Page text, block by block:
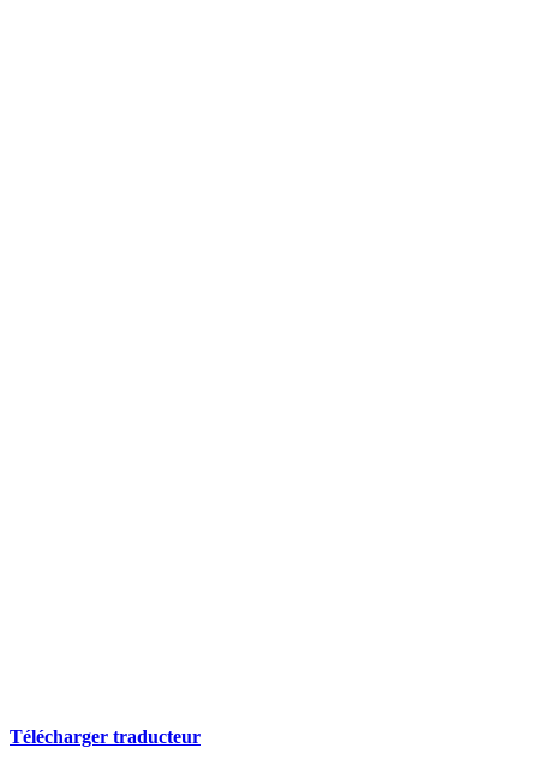
Télécharger traducteur